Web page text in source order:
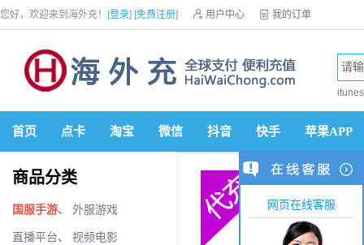
您好，欢迎来到海外充！ [登录] [免费注册]  用户中心  我的订单
首页 点卡 淘宝 微信 抖音 快手 苹果APP
商品分类
国服手游、 外服游戏
直播平台、 视频电影
网页在线客服